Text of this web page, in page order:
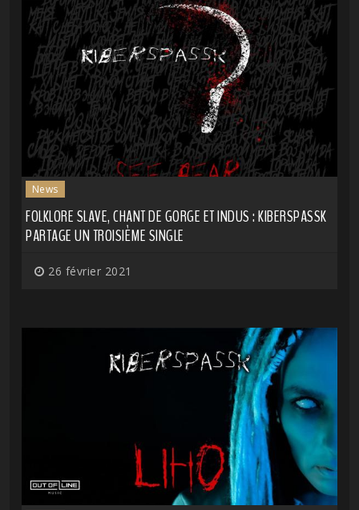
News
FOLKLORE SLAVE, CHANT DE GORGE ET INDUS : KIBERSPASSK
PARTAGE UN TROISIÈME SINGLE
26 février 2021